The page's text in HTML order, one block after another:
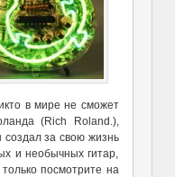
в мире не сможет
(Rich Roland.),
за свою жизнь
и необычных гитар,
посмотрите на